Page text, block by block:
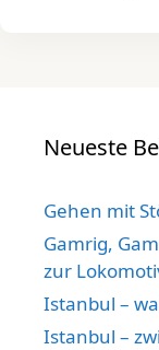
Neueste
Gehen mit
Gamrig,
zur
Istanbul –
Istanbul –